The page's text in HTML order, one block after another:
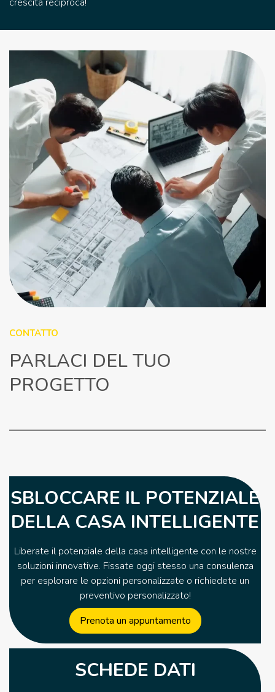
crescita reciproca!
CONTATTO
PARLACI DEL TUO
PROGETTO
SBLOCCARE IL POTENZIALE
DELLA CASA INTELLIGENTE
Liberate il potenziale della casa intelligente con le nostre
soluzioni innovative. Fissate oggi stesso una consulenza
per esplorare le opzioni personalizzate o richiedete un
preventivo personalizzato!
Prenota un appuntamento
SCHEDE DATI